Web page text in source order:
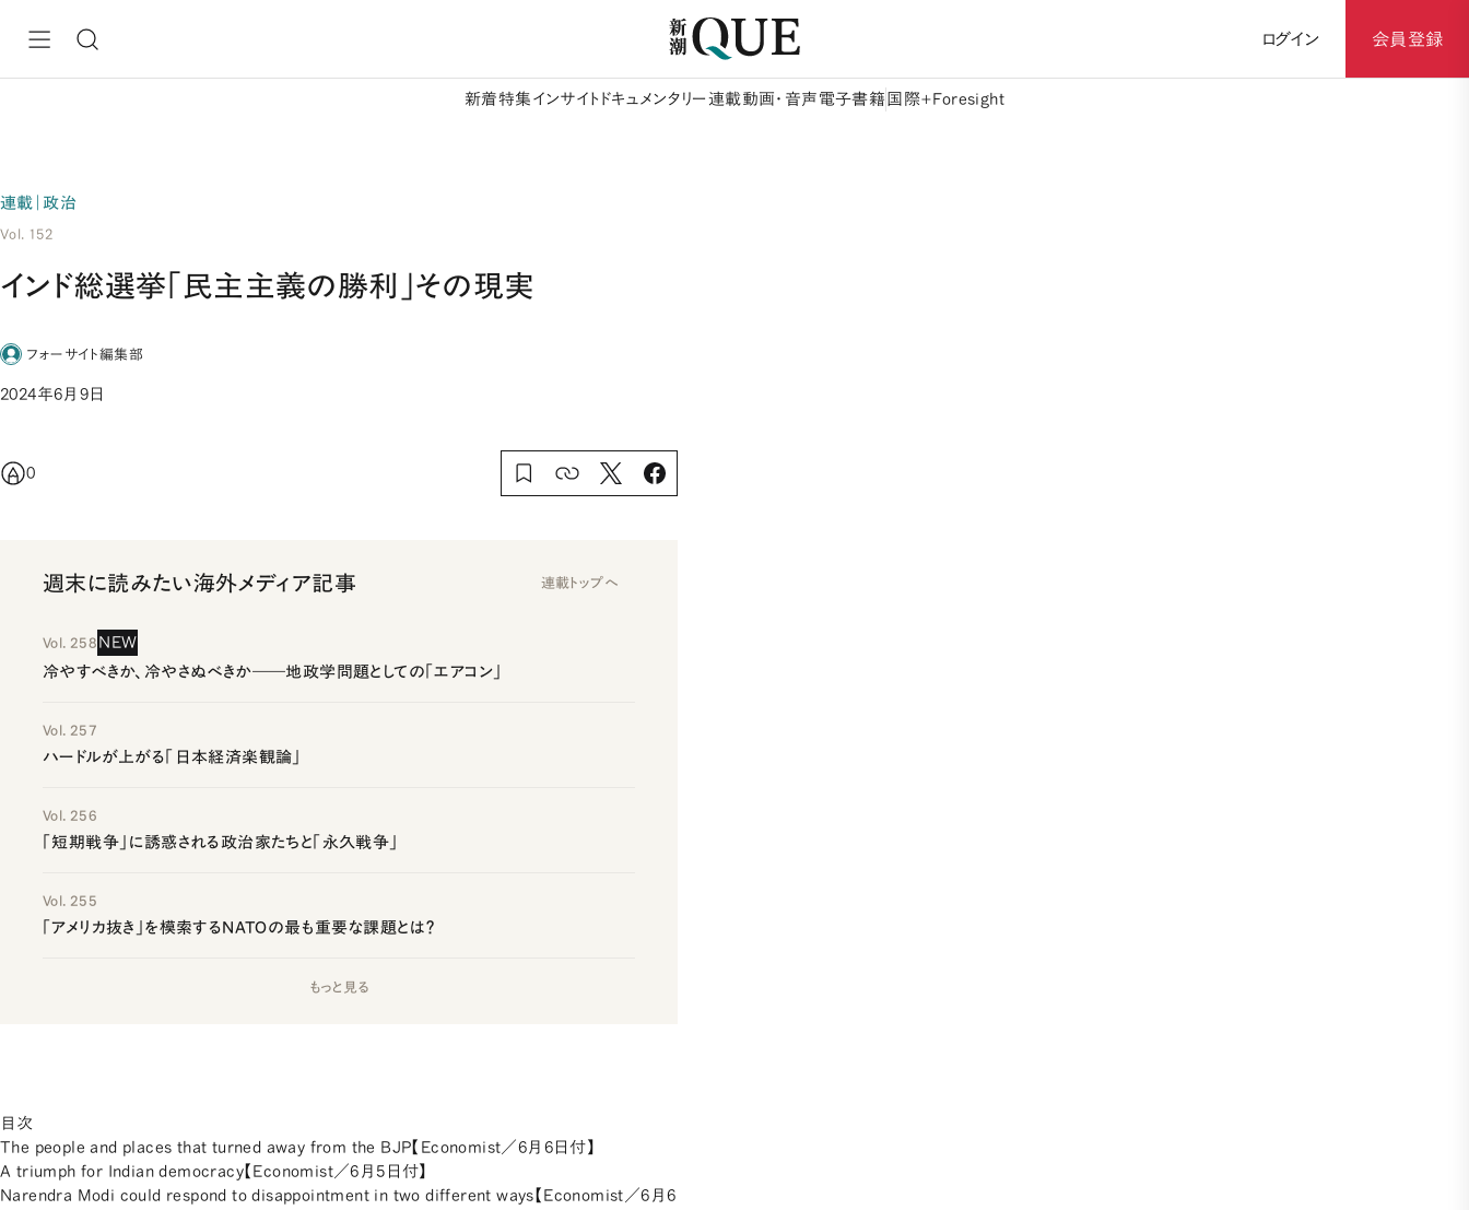
ログイン 会員登録
新着特集 インサイト ドキュメンタリー 連載動画・音声 電子書籍 国際+Foresight
連載｜政治
Vol. 152
インド総選挙「民主主義の勝利」その現実
フォーサイト編集部
2024年6月9日
0
週末に読みたい海外メディア記事 連載トップへ
Vol. 258 NEW
冷やすべきか、冷やさぬべきか――地政学問題としての「エアコン」
Vol. 257
ハードルが上がる「日本経済楽観論」
Vol. 256
「短期戦争」に誘惑される政治家たちと「永久戦争」
Vol. 255
「アメリカ抜き」を模索するNATOの最も重要な課題とは？
もっと見る
目次
The people and places that turned away from the BJP【Economist／6月6日付】
A triumph for Indian democracy【Economist／6月5日付】
Narendra Modi could respond to disappointment in two different ways【Economist／6月6